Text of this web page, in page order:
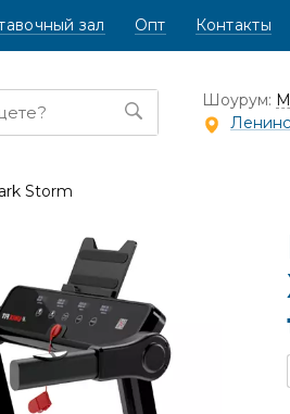
зал Опт Контакты
Шоурум:
Storm